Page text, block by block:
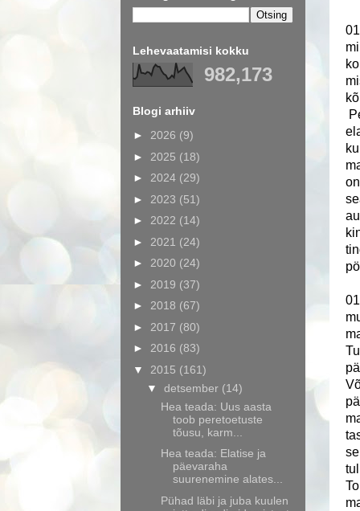
Lehevaatamisi kokku
982,173
Blogi arhiiv
► 2026 (9)
► 2025 (18)
► 2024 (29)
► 2023 (51)
► 2022 (14)
► 2021 (24)
► 2020 (24)
► 2019 (37)
► 2018 (67)
► 2017 (80)
► 2016 (83)
▼ 2015 (161)
▼ detsember (14)
Hea teada: Uus aasta
toob peretoetuste
tõusu, karm...
Hea teada: Elatise ja
päevaraha
suurenemine alates...
Pühad läbi ja juba kuulen